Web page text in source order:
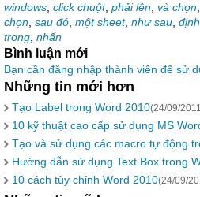
windows click chuột, phải lên và chọn
chọn sau đó một sheet, như sau
trong nhấn
Bình luận mới
Bạn cần đăng nhập thành viên để sử
Những tin mới hơn
Tạo Label trong Word 2010(24/09/
10 kỹ thuật cao cấp sử dụng MS
Tạo và sử dụng các macro tự động
Hướng dẫn sử dụng Text Box trong
10 cách tùy chỉnh Word 2010(24/09/